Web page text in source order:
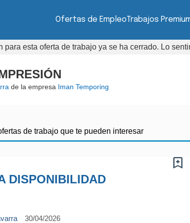
Ofertas de EmpleoTrabajos
para esta oferta de trabajo ya se ha cerrado. Lo
de la empresa Iman Temporing
de trabajo que te pueden interesar
DISPONIBILIDAD
30/04/2026